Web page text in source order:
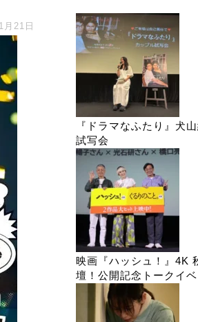
月21日
『ドラマなふたり』犬
試写会
映画『ハッシュ！』4K
壇！公開記念トークイベ